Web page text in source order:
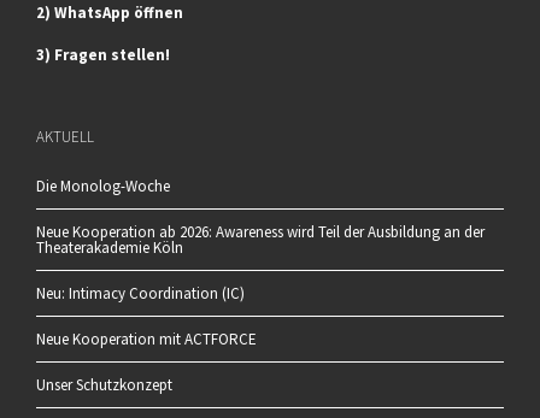
2) WhatsApp öffnen
3) Fragen stellen!
AKTUELL
Die Monolog-Woche
Neue Kooperation ab 2026: Awareness wird Teil der Ausbildung an der
Theaterakademie Köln
Neu: Intimacy Coordination (IC)
Neue Kooperation mit ACTFORCE
Unser Schutzkonzept